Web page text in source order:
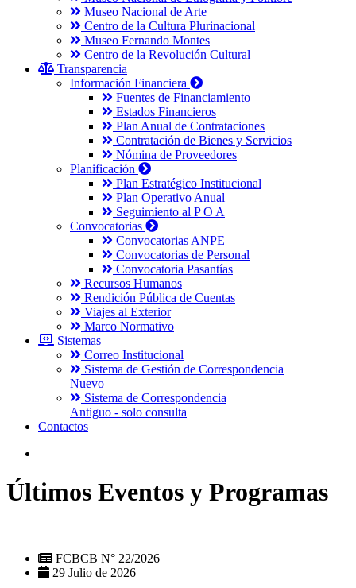
Museo Nacional de Arte
Centro de la Cultura Plurinacional
Museo Fernando Montes
Centro de la Revolución Cultural
Transparencia
Información Financiera
Fuentes de Financiamiento
Estados Financieros
Plan Anual de Contrataciones
Contratación de Bienes y Servicios
Nómina de Proveedores
Planificación
Plan Estratégico Institucional
Plan Operativo Anual
Seguimiento al P O A
Convocatorias
Convocatorias ANPE
Convocatorias de Personal
Convocatoria Pasantías
Recursos Humanos
Rendición Pública de Cuentas
Viajes al Exterior
Marco Normativo
Sistemas
Correo Institucional
Sistema de Gestión de Correspondencia
Nuevo
Sistema de Correspondencia
Antiguo - solo consulta
Contactos
Últimos Eventos y Programas
FCBCB N° 22/2026
29 Julio de 2026